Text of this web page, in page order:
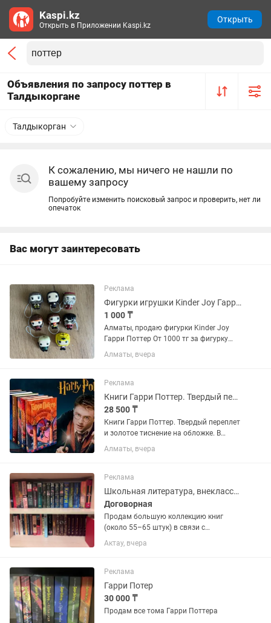
Объявления по запросу поттер в
Талдыкоргане
Талдыкорган
К сожалению, мы ничего не нашли по
вашему запросу
Попробуйте изменить поисковый запрос и проверить, нет ли
опечаток
Вас могут заинтересовать
Реклама
Фигурки игрушки Kinder Joy Гарри Поттер
1 000 ₸
Алматы, продаю фигурки Kinder Joy
Гарри Поттер От 1000 тг за фигурку
Пишите
Алматы, вчера
Реклама
Книги Гарри Поттер. Твердый переплет. Росмэн перевод.
28 500 ₸
Книги Гарри Поттер. Твердый переплет
и золотое тиснение на обложке. В
подарочной упаковке! Перевод
Росмэн. Книги новые. Имена
привыкли воспринимать их из...
Алматы, вчера
Реклама
Школьная литература, внеклассное чтение, мировая классика
Договорная
Продам большую коллекцию книг
(около 55–65 штук) в связи с
освобождением полок. Все книги
абсолютно новые, в идеальном
школьников, абитуриентов и
домашней...
Актау, вчера
Реклама
Гарри Потер
30 000 ₸
Продам все тома Гарри Поттера
Kaspi.kz
Открыть в Приложении Kaspi.kz
Открыть